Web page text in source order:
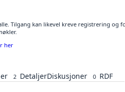
Tilgang kan likevel kreve registrering og
her
2 DetaljerDiskusjoner 0 RDF